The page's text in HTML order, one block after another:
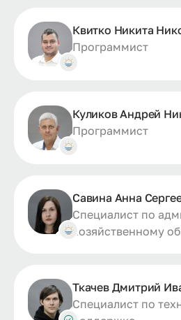
Квитко Никита
Программист
Куликов Андрей
Программист
Савина Анна
Специалист по
хозяйственному
Ткачев Дмитрий
Специалист по